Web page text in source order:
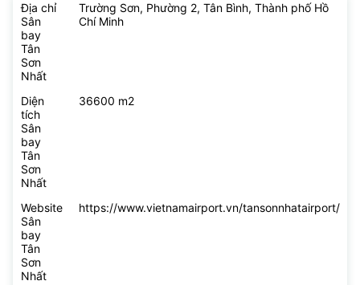
Địa chỉ
Sân
bay
Tân
Sơn
Nhất
Trường Sơn, Phường 2, Tân Bình, Thành phố Hồ
Chí Minh
Diện
tích
Sân
bay
Tân
Sơn
Nhất
36600 m2
Website
Sân
bay
Tân
Sơn
Nhất
https://www.vietnamairport.vn/tansonnhatairport/